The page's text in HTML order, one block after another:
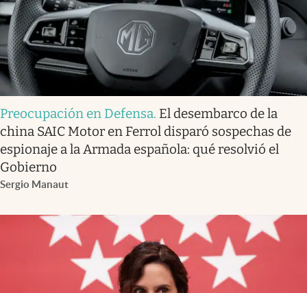
Preocupación en Defensa. El desembarco de la
china SAIC Motor en Ferrol disparó sospechas de
espionaje a la Armada española: qué resolvió el
Gobierno
Sergio Manaut